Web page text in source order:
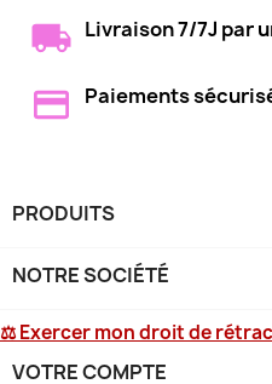
Livraison 7/7J par
Paiements
PRODUITS
NOTRE SOCIÉTÉ
⚖ Exercer mon droit de
VOTRE COMPTE